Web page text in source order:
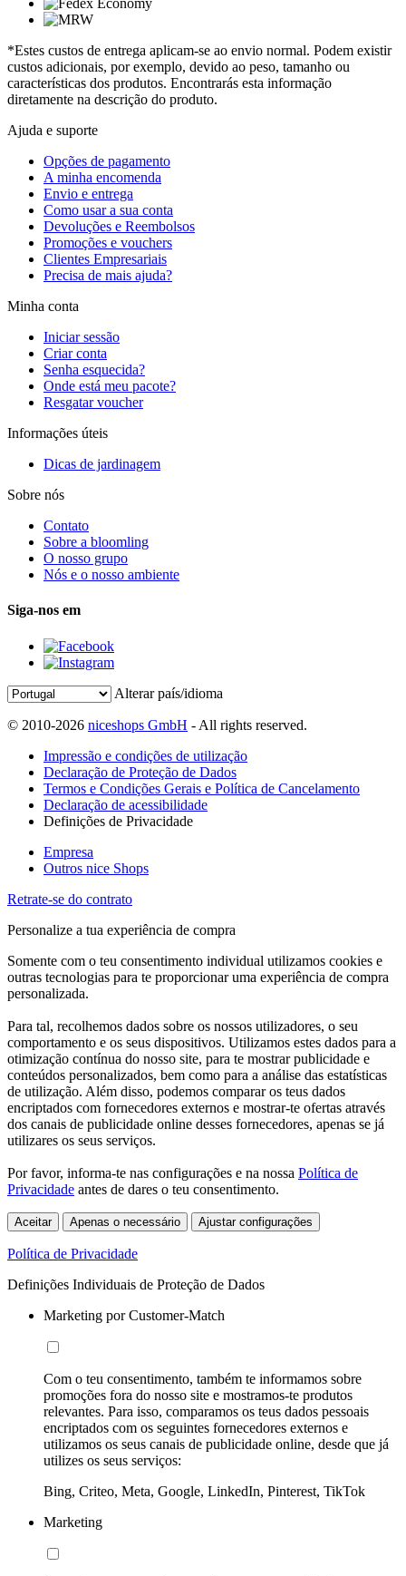
*Estes custos de entrega aplicam-se ao envio normal. Podem existir
custos adicionais, por exemplo, devido ao peso, tamanho ou
características dos produtos. Encontrarás esta informação
diretamente na descrição do produto.
Ajuda e suporte
Opções de pagamento
A minha encomenda
Envio e entrega
Como usar a sua conta
Devoluções e Reembolsos
Promoções e vouchers
Clientes Empresariais
Precisa de mais ajuda?
Minha conta
Iniciar sessão
Criar conta
Senha esquecida?
Onde está meu pacote?
Resgatar voucher
Informações úteis
Dicas de jardinagem
Sobre nós
Contato
Sobre a bloomling
O nosso grupo
Nós e o nosso ambiente
Siga-nos em
Alterar país/idioma
© 2010-2026 niceshops GmbH - All rights reserved.
Impressão e condições de utilização
Declaração de Proteção de Dados
Termos e Condições Gerais e Política de Cancelamento
Declaração de acessibilidade
Definições de Privacidade
Empresa
Outros nice Shops
Retrate-se do contrato
Personalize a tua experiência de compra
Somente com o teu consentimento individual utilizamos cookies e
outras tecnologias para te proporcionar uma experiência de compra
personalizada.
Para tal, recolhemos dados sobre os nossos utilizadores, o seu
comportamento e os seus dispositivos. Utilizamos estes dados para a
otimização contínua do nosso site, para te mostrar publicidade e
conteúdos personalizados, bem como para a análise das estatísticas
de utilização. Além disso, podemos comparar os teus dados
encriptados com fornecedores externos e mostrar-te ofertas através
dos canais de publicidade online desses fornecedores, apenas se já
utilizares os seus serviços.
Por favor, informa-te nas configurações e na nossa Política de
Privacidade antes de dares o teu consentimento.
Aceitar Apenas o necessário Ajustar configurações
Política de Privacidade
Definições Individuais de Proteção de Dados
Marketing por Customer-Match
Com o teu consentimento, também te informamos sobre
promoções fora do nosso site e mostramos-te produtos
relevantes. Para isso, comparamos os teus dados pessoais
encriptados com os seguintes fornecedores externos e
utilizamos os seus canais de publicidade online, desde que já
utilizes os seus serviços:
Bing, Criteo, Meta, Google, LinkedIn, Pinterest, TikTok
Marketing